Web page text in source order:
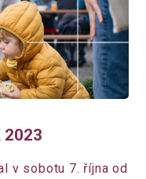
2023
v sobotu 7. října od